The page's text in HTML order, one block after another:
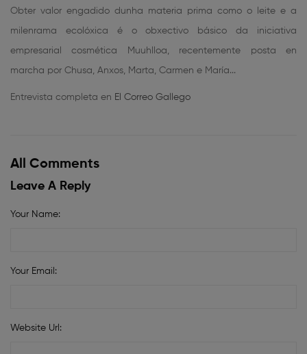
Obter valor engadido dunha materia prima como o leite e a
milenrama ecolóxica é o obxectivo básico da iniciativa
empresarial cosmética Muuhlloa, recentemente posta en
marcha por Chusa, Anxos, Marta, Carmen e María...
Entrevista completa en El Correo Gallego
All Comments
Leave A Reply
Your Name:
Your Email:
Website Url: